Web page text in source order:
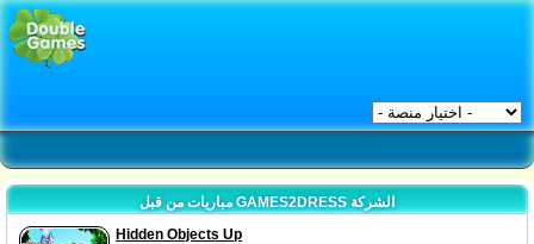
مباريات من قبل GAMES2DRESS الشركة
Hidden Objects Up